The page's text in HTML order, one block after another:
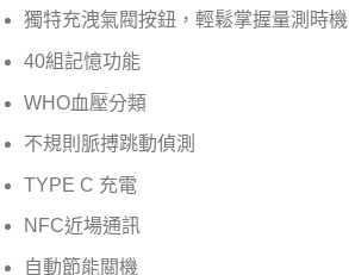
獨特充洩氣閥按鈕，輕鬆掌握量測時機
40組記憶功能
WHO血壓分類
不規則脈搏跳動偵測
TYPE C 充電
NFC近場通訊
自動節能關機